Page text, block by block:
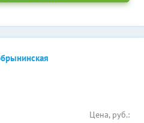
Цена, руб.: